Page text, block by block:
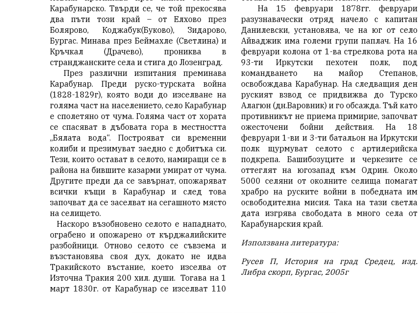
Карабунарско. Твърди се, че той прекосява
два пъти този край – от Елхово през
Болярово, Коджабук(Буково), Зидарово,
Бургас. Минава през Беймахле (Светлина) и
Кръчкал (Драчево), прониква в
странджанските села и стига до Лозенград.
През различни изпитания преминава
Карабунар. Преди руско-турската война
(1828-1829г), която води до изселване на
голяма част на населението, село Карабунар
е сполетяно от чума. Голяма част от хората
се спасяват в дъбовата гора в местността
„Бялата вода“. Построяват си временни
колиби и презимуват заедно с добитъка си.
Тези, които остават в селото, намиращи се в
района на бившите казарми умират от чума.
Другите преди да се завърнат, опожаряват
всички къщи в Карабунар и след това
започват да се заселват на сегашното място
на селището.
Наскоро възобновено селото е нападнато,
ограбено и опожарено от кърджалийските
разбойници. Отново селото се съвзема и
възстановява своя дух, докато не идва
Тракийското въстание, което изселва от
Източна Тракия 200 хил. души. Тогава на 1
март 1830г. от Карабунар се изселват 110
На 15 февруари 1878гг. февруари
разузнавачески отряд начело с капитан
Данилевски, установява, че на юг от село
Айваджик има големи групи паплач. На 16
февруари колона от 1-ва стрелкова рота на
93-ти Иркутски пехотен полк, под
командването на майор Степанов,
освобождава Карабунар. На следващия ден
руският взвод се придвижва до Турско
Алагюн (дн.Варовник) и го обсажда. Тъй като
противникът не приема примирие, започват
ожесточени бойни действия. На 18
февруари 1-ви и 3-ти батальон на Иркутски
полк щурмуват селото с артилерийска
подкрепа. Башибозуците и черкезите се
оттеглят на югозапад към Одрин. Около
5000 селяни от околните селища помагат
храбро на руските войни в победната им
освободителна мисия. Така на тази светла
дата изгрява свободата в много села от
Карабунарския край.
Използвана литература:
Русев П, История на град Средец, изд.
Либра скорп, Бургас, 2005г